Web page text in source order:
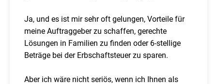
Ja, und es ist mir sehr oft gelungen, Vorteile für
meine Auftraggeber zu schaffen, gerechte
Lösungen in Familien zu finden oder 6-stellige
Beträge bei der Erbschaftsteuer zu sparen.
Aber ich wäre nicht seriös, wenn ich Ihnen als